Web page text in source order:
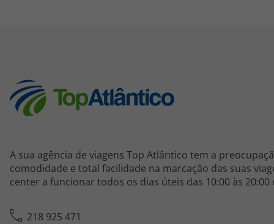
A sua agência de viagens Top Atlântico tem a
comodidade e total facilidade na marcação das suas
center a funcionar todos os dias úteis das 10:00 às 20:00
218 925 471